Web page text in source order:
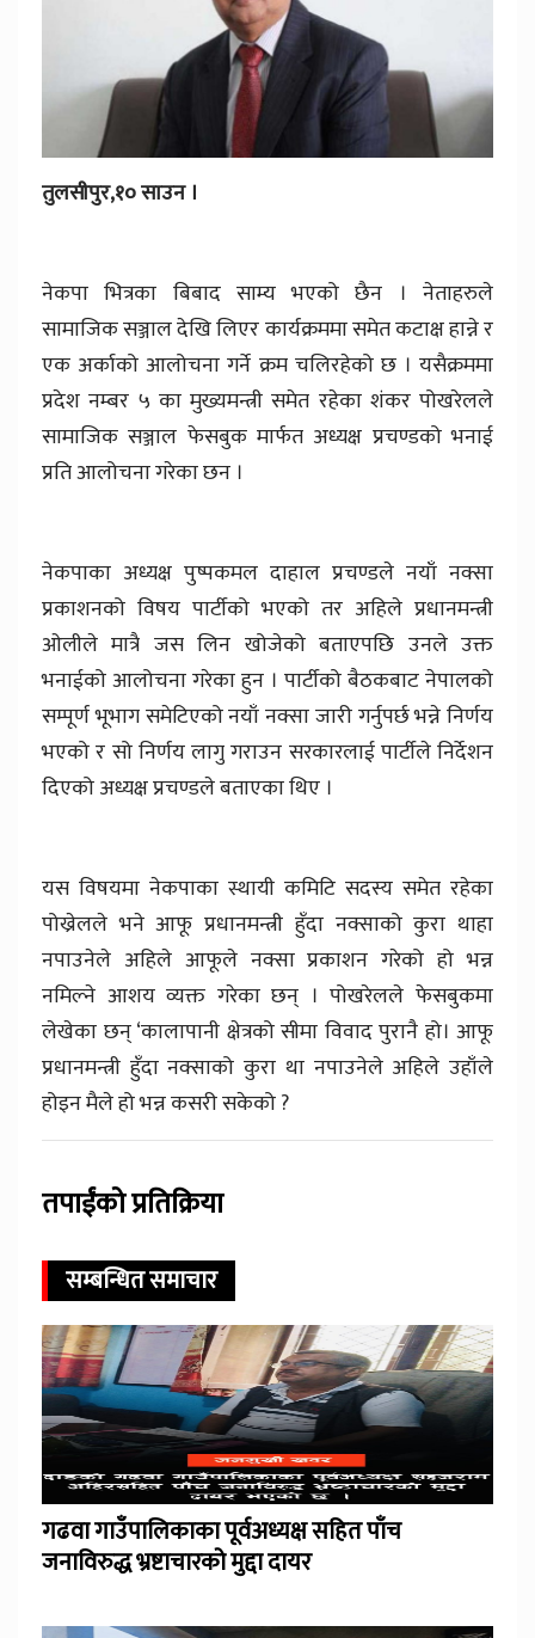
तुलसीपुर,१० साउन ।
नेकपा भित्रका बिबाद साम्य भएको छैन । नेताहरुले
सामाजिक सञ्जाल देखि लिएर कार्यक्रममा समेत कटाक्ष हान्ने र
एक अर्काको आलोचना गर्ने क्रम चलिरहेको छ । यसैक्रममा
प्रदेश नम्बर ५ का मुख्यमन्त्री समेत रहेका शंकर पोखरेलले
सामाजिक सञ्जाल फेसबुक मार्फत अध्यक्ष प्रचण्डको भनाई
प्रति आलोचना गरेका छन ।
नेकपाका अध्यक्ष पुष्पकमल दाहाल प्रचण्डले नयाँ नक्सा
प्रकाशनको विषय पार्टीको भएको तर अहिले प्रधानमन्त्री
ओलीले मात्रै जस लिन खोजेको बताएपछि उनले उक्त
भनाईको आलोचना गरेका हुन । पार्टीको बैठकबाट नेपालको
सम्पूर्ण भूभाग समेटिएको नयाँ नक्सा जारी गर्नुपर्छ भन्ने निर्णय
भएको र सो निर्णय लागु गराउन सरकारलाई पार्टीले निर्देशन
दिएको अध्यक्ष प्रचण्डले बताएका थिए ।
यस विषयमा नेकपाका स्थायी कमिटि सदस्य समेत रहेका
पोख्रेलले भने आफू प्रधानमन्त्री हुँदा नक्साको कुरा थाहा
नपाउनेले अहिले आफूले नक्सा प्रकाशन गरेको हो भन्न
नमिल्ने आशय व्यक्त गरेका छन् । पोखरेलले फेसबुकमा
लेखेका छन् ‘कालापानी क्षेत्रको सीमा विवाद पुरानै हो। आफू
प्रधानमन्त्री हुँदा नक्साको कुरा था नपाउनेले अहिले उहाँले
होइन मैले हो भन्न कसरी सकेको ?
तपाईंको प्रतिक्रिया
सम्बन्धित समाचार
गढवा गाउँपालिकाका पूर्वअध्यक्ष सहित पाँच
जनाविरुद्ध भ्रष्टाचारको मुद्दा दायर